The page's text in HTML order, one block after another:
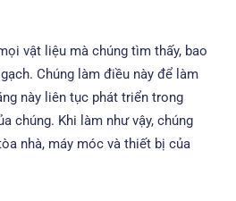
vật liệu mà chúng tìm thấy, bao
Chúng làm điều này để làm
này liên tục phát triển trong
chúng. Khi làm như vậy, chúng
nhà, máy móc và thiết bị của